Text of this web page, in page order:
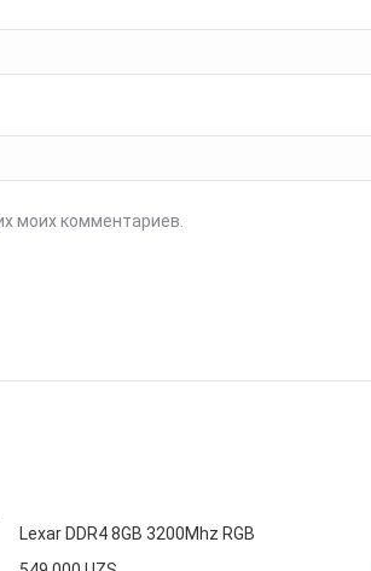
моих комментариев.
Lexar DDR4 8GB 3200Mhz RGB